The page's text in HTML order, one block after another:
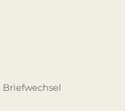
Kategorien
Briefwechsel